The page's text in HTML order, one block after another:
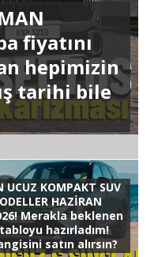
fiyatını
hepimizin
tarihi bile
UCUZ KOMPAKT SUV
HAZİRAN
Merakla beklenen
hazırladım!
satın alırsın?